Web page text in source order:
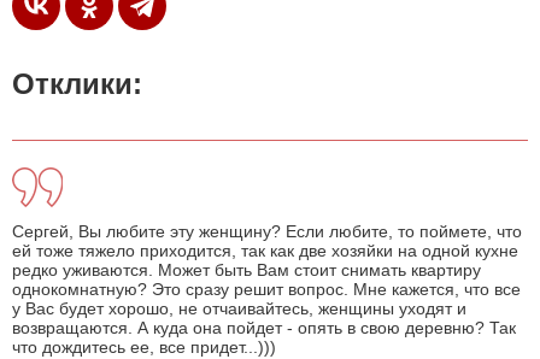
Отклики:
Сергей, Вы любите эту женщину? Если любите, то поймете, что
ей тоже тяжело приходится, так как две хозяйки на одной кухне
редко уживаются. Может быть Вам стоит снимать квартиру
однокомнатную? Это сразу решит вопрос. Мне кажется, что все
у Вас будет хорошо, не отчаивайтесь, женщины уходят и
возвращаются. А куда она пойдет - опять в свою деревню? Так
что дождитесь ее, все придет...)))